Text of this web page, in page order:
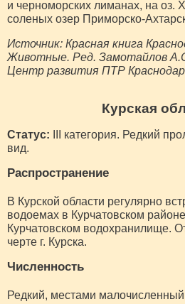
и черноморских лиманах, на оз.
соленых озер Приморско-
Источник: Красная книга
Животные. Ред. Замотайлов
Центр развития ПТР Краснодар
Курская
Статус: III категория. Редкий
вид.
Распространение
В Курской области регулярно
водоемах в Курчатовском
Курчатовском водохранилище.
черте г. Курска.
Численность
Редкий, местами